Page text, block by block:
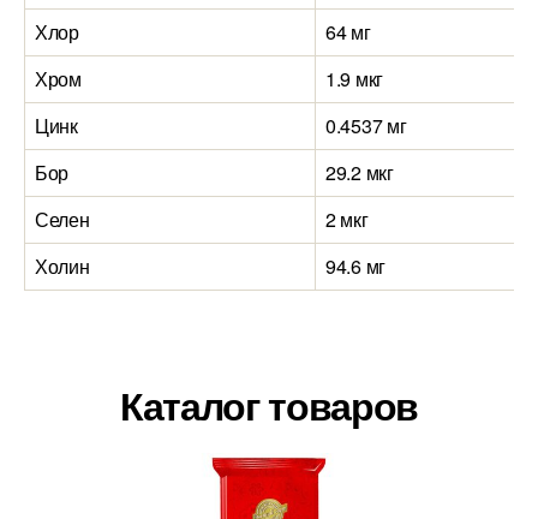
Хлор
64 мг
Хром
1.9 мкг
Цинк
0.4537 мг
Бор
29.2 мкг
Селен
2 мкг
Холин
94.6 мг
Каталог товаров